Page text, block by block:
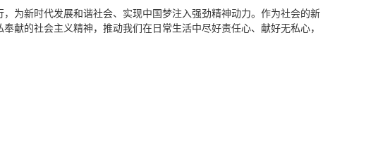
为新时代发展和谐社会、实现中国梦注入强劲精神动力。作为社会的新
献的社会主义精神，推动我们在日常生活中尽好责任心、献好无私心，